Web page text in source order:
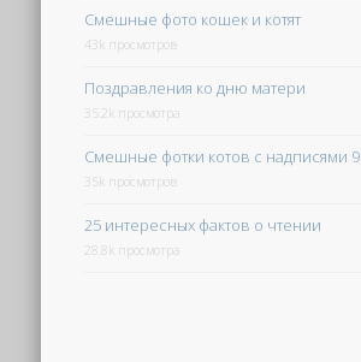
Смешные фото кошек и котят
43k просмотров
Поздравления ко дню матери
35.2k просмотра
Смешные фотки котов с надписями 9
35k просмотров
25 интересных фактов о чтении
28.8k просмотра